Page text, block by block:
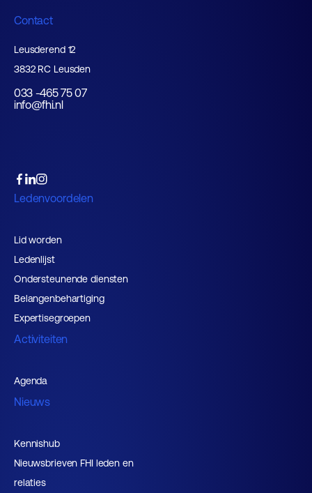
Contact
Leusderend 12
3832 RC Leusden
033 -465 75 07
info@fhi.nl
Ledenvoordelen
Lid worden
Ledenlijst
Ondersteunende diensten
Belangenbehartiging
Expertisegroepen
Activiteiten
Agenda
Nieuws
Kennishub
Nieuwsbrieven FHI leden en
relaties